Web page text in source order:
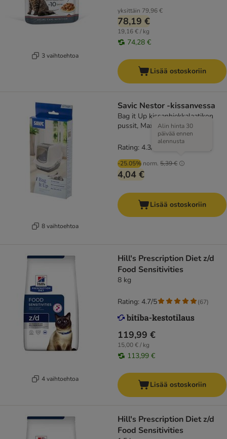
3 vaihtoehtoa
yksittäin 79,96 €
78,19 €
19,16 € / kg
74,28 €
Lisää ostoskoriin
8 vaihtoehtoa
Savic Nestor -kissanvessa
Bag it Up kissanhiekkalaatikon
pussit, Maxi, 12 kpl
-25.05% norm. 5,39 €
Alin hinta 30
päivää ennen
alennusta
4,04 €
Rating: 4.3/5
Lisää ostoskoriin
4 vaihtoehtoa
Hill's Prescription Diet z/d
Food Sensitivities
8 kg
119,99 €
15,00 € / kg
113,99 €
Rating: 4.7/5 (67)
Lisää ostoskoriin
Hill's Prescription Diet z/d
Food Sensitivities